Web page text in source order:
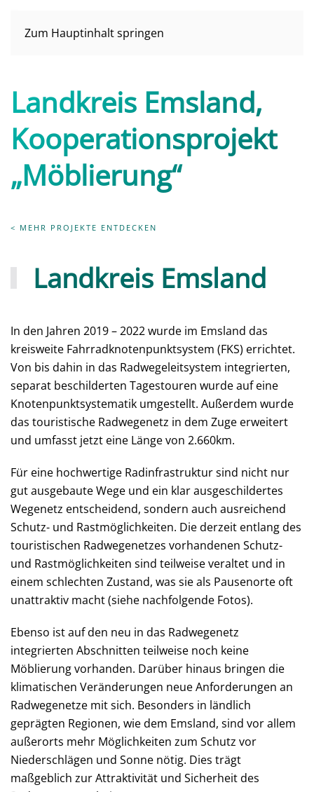
Zum Hauptinhalt springen
Landkreis Emsland,
Kooperationsprojekt
„Möblierung“
< MEHR PROJEKTE ENTDECKEN
Landkreis Emsland
In den Jahren 2019 – 2022 wurde im Emsland das
kreisweite Fahrradknotenpunktsystem (FKS) errichtet.
Von bis dahin in das Radwegeleitsystem integrierten,
separat beschilderten Tagestouren wurde auf eine
Knotenpunktsystematik umgestellt. Außerdem wurde
das touristische Radwegenetz in dem Zuge erweitert
und umfasst jetzt eine Länge von 2.660km.
Für eine hochwertige Radinfrastruktur sind nicht nur
gut ausgebaute Wege und ein klar ausgeschildertes
Wegenetz entscheidend, sondern auch ausreichend
Schutz- und Rastmöglichkeiten. Die derzeit entlang des
touristischen Radwegenetzes vorhandenen Schutz-
und Rastmöglichkeiten sind teilweise veraltet und in
einem schlechten Zustand, was sie als Pausenorte oft
unattraktiv macht (siehe nachfolgende Fotos).
Ebenso ist auf den neu in das Radwegenetz
integrierten Abschnitten teilweise noch keine
Möblierung vorhanden. Darüber hinaus bringen die
klimatischen Veränderungen neue Anforderungen an
Radwegenetze mit sich. Besonders in ländlich
geprägten Regionen, wie dem Emsland, sind vor allem
außerorts mehr Möglichkeiten zum Schutz vor
Niederschlägen und Sonne nötig. Dies trägt
maßgeblich zur Attraktivität und Sicherheit des